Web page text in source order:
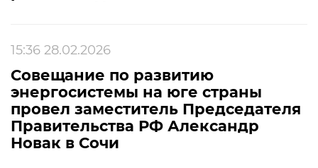
15:36 28.02.2026
Совещание по развитию
энергосистемы на юге страны
провел заместитель Председателя
Правительства РФ Александр
Новак в Сочи